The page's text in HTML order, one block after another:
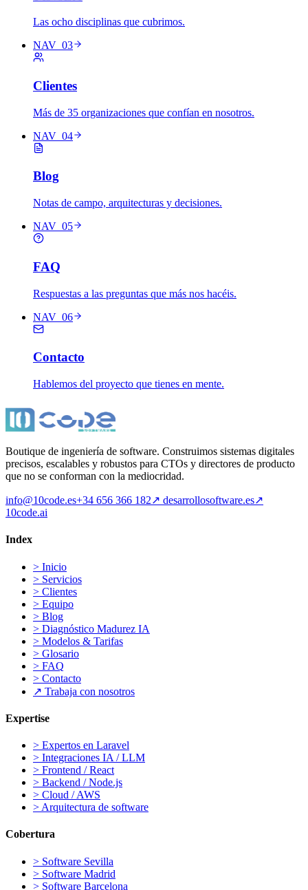
Las ocho disciplinas que cubrimos.
NAV_03
Clientes
Más de 35 organizaciones que confían en nosotros.
NAV_04
Blog
Notas de campo, arquitecturas y decisiones.
NAV_05
FAQ
Respuestas a las preguntas que más nos hacéis.
NAV_06
Contacto
Hablemos del proyecto que tienes en mente.
Boutique de ingeniería de software. Construimos sistemas digitales
precisos, escalables y robustos para CTOs y directores de producto
que no se conforman con la mediocridad.
info@10code.es+34 656 366 182↗ desarrollosoftware.es↗
10code.ai
Index
> Inicio
> Servicios
> Clientes
> Equipo
> Blog
> Diagnóstico Madurez IA
> Modelos & Tarifas
> Glosario
> FAQ
> Contacto
↗ Trabaja con nosotros
Expertise
> Expertos en Laravel
> Integraciones IA / LLM
> Frontend / React
> Backend / Node.js
> Cloud / AWS
> Arquitectura de software
Cobertura
> Software Sevilla
> Software Madrid
> Software Barcelona